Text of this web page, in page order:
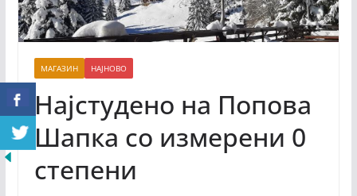
МАГАЗИН НАЈНОВО
Најстудено на Попова
Шапка со измерени 0
степени